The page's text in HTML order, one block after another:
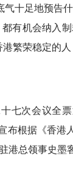
气十足地预告
有机会纳入
繁荣稳定的人
七次会议全
布根据《香港
港总领事史